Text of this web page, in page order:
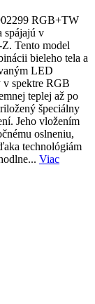
RGB+TW
spájajú v
Tento model
bieleho tela a
LED
spektre RGB
teplej až po
špeciálny
Jeho vložením
oslneniu,
technológiám
Viac